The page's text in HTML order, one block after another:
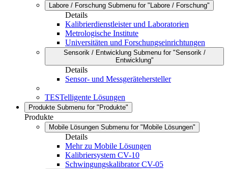
Labore / Forschung Submenu for "Labore / Forschung"
Details
Kalibrierdienstleister und Laboratorien
Metrologische Institute
Universitäten und Forschungseinrichtungen
Sensorik / Entwicklung Submenu for "Sensorik /
Entwicklung"
Details
Sensor- und Messgerätehersteller
TESTelligente Lösungen
Produkte Submenu for "Produkte"
Produkte
Mobile Lösungen Submenu for "Mobile Lösungen"
Details
Mehr zu Mobile Lösungen
Kalibriersystem CV-10
Schwingungskalibrator CV-05